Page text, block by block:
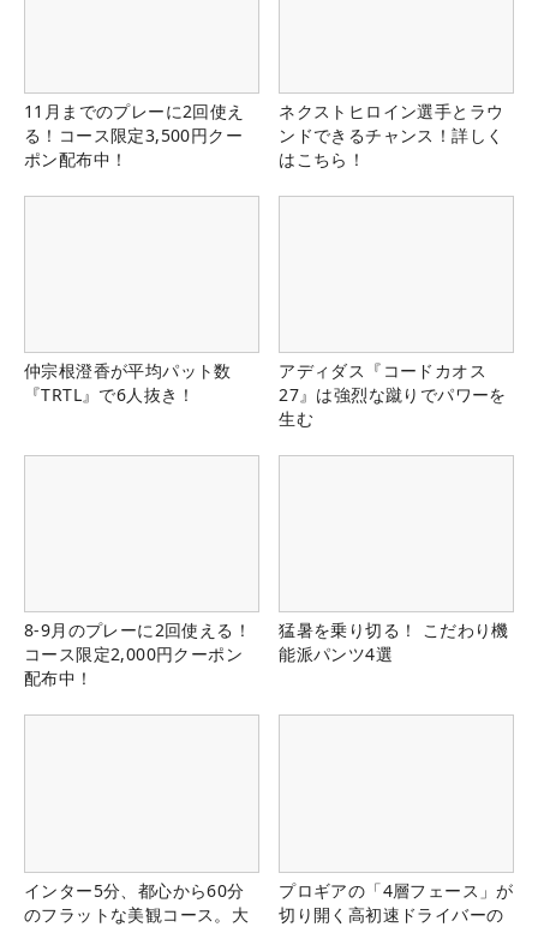
11月までのプレーに2回使え
る！コース限定3,500円クー
ポン配布中！
ネクストヒロイン選手とラウ
ンドできるチャンス！詳しく
はこちら！
仲宗根澄香が平均パット数
『TRTL』で6人抜き！
アディダス『コードカオス
27』は強烈な蹴りでパワーを
生む
8-9月のプレーに2回使える！
コース限定2,000円クーポン
配布中！
猛暑を乗り切る！ こだわり機
能派パンツ4選
インター5分、都心から60分
のフラットな美観コース。大
プロギアの「4層フェース」が
切り開く高初速ドライバーの